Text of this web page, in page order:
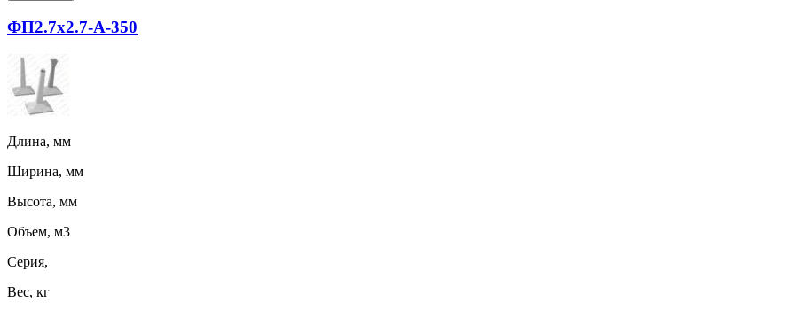
ФП2.7х2.7-А-350
Длина, мм
Ширина, мм
Высота, мм
Объем, м3
Серия,
Вес, кг